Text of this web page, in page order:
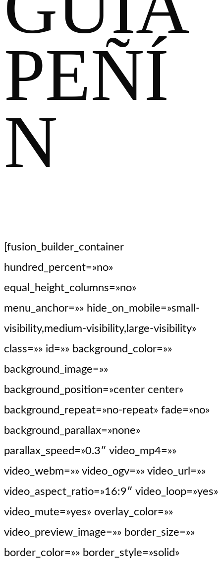
PEÑÍ
N
[fusion_builder_container
hundred_percent=»no»
equal_height_columns=»no»
menu_anchor=»» hide_on_mobile=»small-
visibility,medium-visibility,large-visibility»
class=»» id=»» background_color=»»
background_image=»»
background_position=»center center»
background_repeat=»no-repeat» fade=»no»
background_parallax=»none»
parallax_speed=»0.3″ video_mp4=»»
video_webm=»» video_ogv=»» video_url=»»
video_aspect_ratio=»16:9″ video_loop=»yes»
video_mute=»yes» overlay_color=»»
video_preview_image=»» border_size=»»
border_color=»» border_style=»solid»